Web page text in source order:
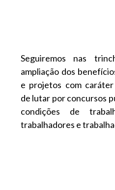
Seguiremos nas
ampliação dos
e projetos com
de lutar por concursos
condições de
trabalhadores e